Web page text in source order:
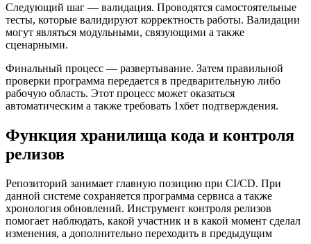
Следующий шаг — валидация. Проводятся самостоятельные
тесты, которые валидируют корректность работы. Валидации
могут являться модульными, связующими а также
сценарными.
Финальный процесс — развертывание. Затем правильной
проверки программа передается в предварительную либо
рабочую область. Этот процесс может оказаться
автоматическим а также требовать 1хбет подтверждения.
Функция хранилища кода и контроля
релизов
Репозиторий занимает главную позицию при CI/CD. При
данной системе сохраняется программа сервиса а также
хронология обновлений. Инструмент контроля релизов
помогает наблюдать, какой участник и в какой момент сделал
изменения, а дополнительно переходить в предыдущим